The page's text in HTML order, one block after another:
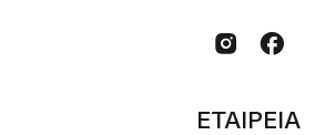
 
ΕΤΑΙΡΕΙΑ